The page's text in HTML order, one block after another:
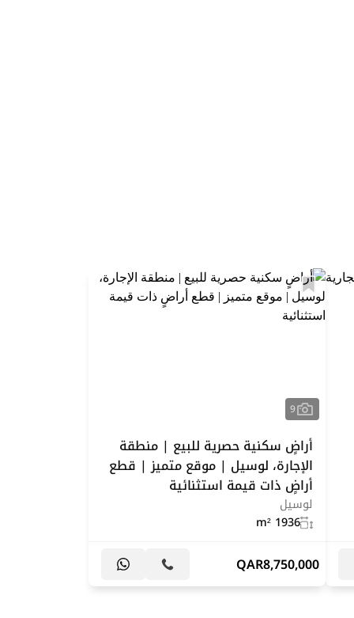
9
أراضٍ سكنية حصرية للبيع | منطقة
الإجارة، لوسيل | موقع متميز | قطع
أراضٍ ذات قيمة استثنائية
لوسيل
1936 m²
8,750,000
QAR